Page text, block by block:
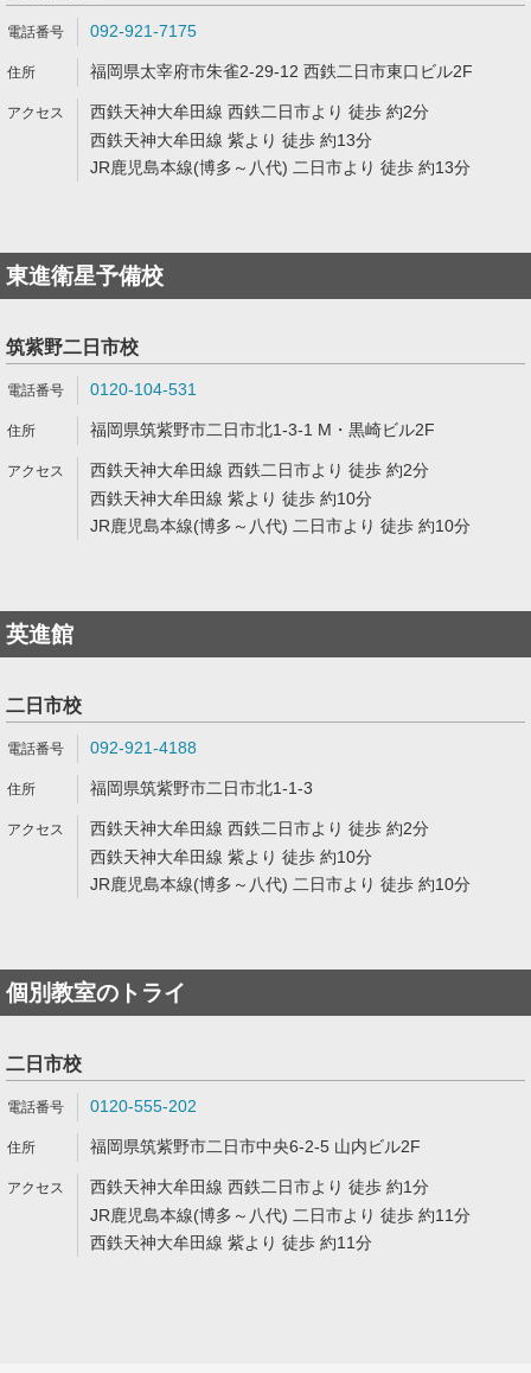
092-921-7175
福岡県太宰府市朱雀2-29-12 西鉄二日市東口ビル2F
西鉄天神大牟田線 西鉄二日市より 徒歩 約2分
西鉄天神大牟田線 紫より 徒歩 約13分
JR鹿児島本線(博多～八代) 二日市より 徒歩 約13分
東進衛星予備校
筑紫野二日市校
0120-104-531
福岡県筑紫野市二日市北1-3-1 M・黒崎ビル2F
西鉄天神大牟田線 西鉄二日市より 徒歩 約2分
西鉄天神大牟田線 紫より 徒歩 約10分
JR鹿児島本線(博多～八代) 二日市より 徒歩 約10分
英進館
二日市校
092-921-4188
福岡県筑紫野市二日市北1-1-3
西鉄天神大牟田線 西鉄二日市より 徒歩 約2分
西鉄天神大牟田線 紫より 徒歩 約10分
JR鹿児島本線(博多～八代) 二日市より 徒歩 約10分
個別教室のトライ
二日市校
0120-555-202
福岡県筑紫野市二日市中央6-2-5 山内ビル2F
西鉄天神大牟田線 西鉄二日市より 徒歩 約1分
JR鹿児島本線(博多～八代) 二日市より 徒歩 約11分
西鉄天神大牟田線 紫より 徒歩 約11分